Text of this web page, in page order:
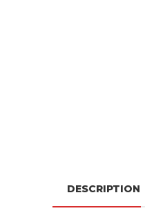
DESCRIPTION